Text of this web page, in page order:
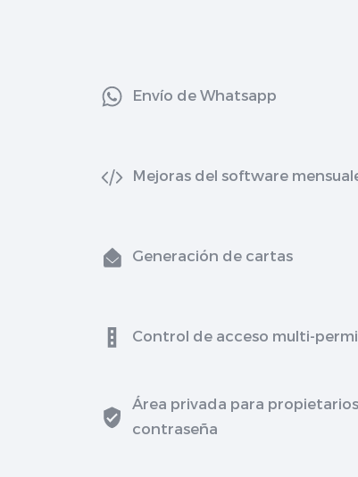
Envío de Whatsapp
Mejoras del software
Generación de cartas
Control de acceso multi-
Área privada para
contraseña